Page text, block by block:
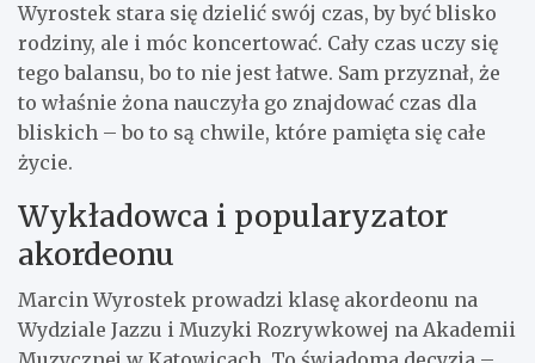
Wyrostek stara się dzielić swój czas, by być blisko
rodziny, ale i móc koncertować. Cały czas uczy się
tego balansu, bo to nie jest łatwe. Sam przyznał, że
to właśnie żona nauczyła go znajdować czas dla
bliskich – bo to są chwile, które pamięta się całe
życie.
Wykładowca i popularyzator
akordeonu
Marcin Wyrostek prowadzi klasę akordeonu na
Wydziale Jazzu i Muzyki Rozrywkowej na Akademii